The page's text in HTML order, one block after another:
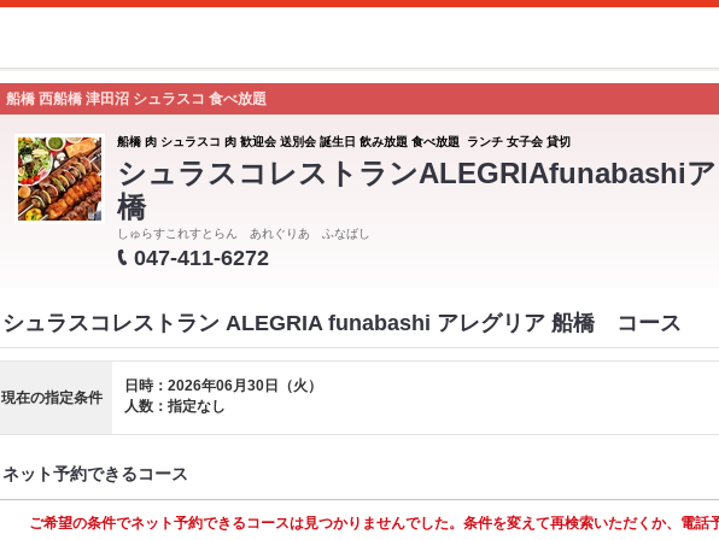
船橋 西船橋 津田沼 シュラスコ 食べ放題
船橋 肉 シュラスコ 肉 歓迎会 送別会 誕生日 飲み放題 食べ放題 ランチ 女子会 貸切
シュラスコレストランALEGRIAfunabashi
橋
しゅらすこれすとらん あれぐりあ ふなばし
047-411-6272
シュラスコレストラン ALEGRIA funabashi アレグリア 船橋 コース
現在の指定条件
日時：2026年06月30日（火）
人数：指定なし
ネット予約できるコース
ご希望の条件でネット予約できるコースは見つかりませんでした。条件を変えて再検索いただくか、電話